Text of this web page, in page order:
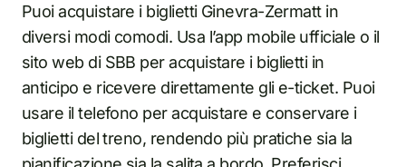
Puoi acquistare i biglietti Ginevra-Zermatt in
diversi modi comodi. Usa l’app mobile ufficiale o il
sito web di SBB per acquistare i biglietti in
anticipo e ricevere direttamente gli e-ticket. Puoi
usare il telefono per acquistare e conservare i
biglietti del treno, rendendo più pratiche sia la